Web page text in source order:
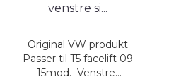
venstre si...
Original VW produkt
Passer til T5 facelift 09-
15mod. Venstre...